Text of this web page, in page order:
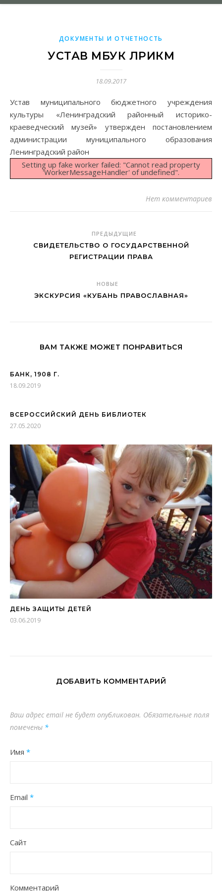
ДОКУМЕНТЫ И ОТЧЕТНОСТЬ
УСТАВ МБУК ЛРИКМ
18.09.2017
Устав муниципального бюджетного учреждения
культуры «Ленинградский районный историко-
краеведческий музей» утвержден постановлением
администрации муниципального образования
Ленинградский район
Setting up fake worker failed: "Cannot read property
'WorkerMessageHandler' of undefined".
Нет комментариев
ПРЕДЫДУЩИЕ
СВИДЕТЕЛЬСТВО О ГОСУДАРСТВЕННОЙ
РЕГИСТРАЦИИ ПРАВА
НОВЫЕ
ЭКСКУРСИЯ «КУБАНЬ ПРАВОСЛАВНАЯ»
ВАМ ТАКЖЕ МОЖЕТ ПОНРАВИТЬСЯ
БАНК, 1908 Г.
18.09.2019
ВСЕРОССИЙСКИЙ ДЕНЬ БИБЛИОТЕК
27.05.2020
ДЕНЬ ЗАЩИТЫ ДЕТЕЙ
03.06.2019
ДОБАВИТЬ КОММЕНТАРИЙ
Ваш адрес email не будет опубликован. Обязательные поля
помечены *
Имя *
Email *
Сайт
Комментарий